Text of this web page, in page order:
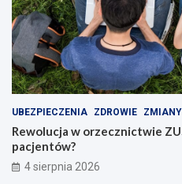
UBEZPIECZENIA ZDROWIE
Rewolucja w orzecznictwie
pacjentów?
4 sierpnia 2026